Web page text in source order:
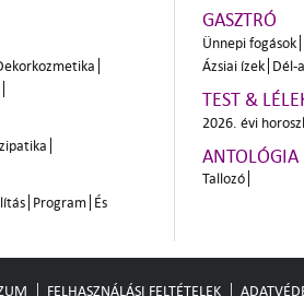
Program És
GASZTRÓ
Ünnepi fogások
Ázsiai ízek Dél-
TEST &
2026. évi
ANTOLÓGIA
Tallozó
FELHASZNÁLÁSI FELTÉTELEK